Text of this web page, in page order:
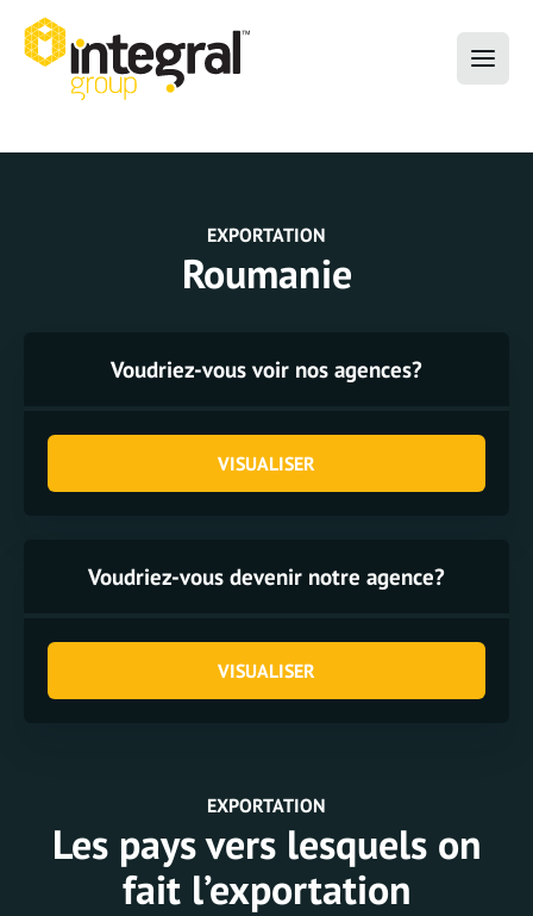
EXPORTATION
Roumanie
Voudriez-vous voir nos agences?
VISUALISER
Voudriez-vous devenir notre agence?
VISUALISER
EXPORTATION
Les pays vers lesquels on
fait l’exportation